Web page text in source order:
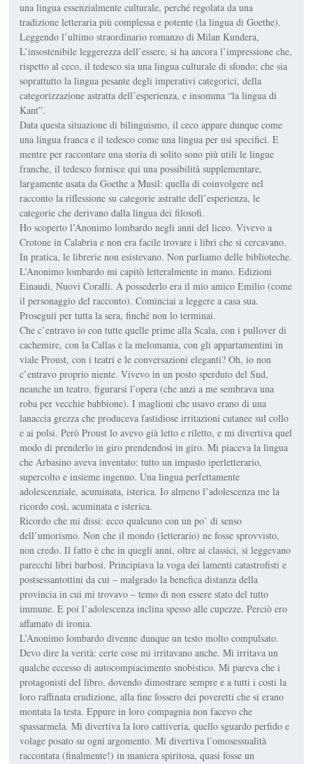
una lingua essenzialmente culturale, perché regolata da una
tradizione letteraria più complessa e potente (la lingua di Goethe).
Leggendo l’ultimo straordinario romanzo di Milan Kundera,
L’insostenibile leggerezza dell’essere, si ha ancora l’impressione che,
rispetto al ceco, il tedesco sia una lingua culturale di sfondo; che sia
soprattutto la lingua pesante degli imperativi categorici, della
categorizzazione astratta dell’esperienza, e insomma “la lingua di
Kant”.
Data questa situazione di bilinguismo, il ceco appare dunque come
una lingua franca e il tedesco come una lingua per usi specifici. E
mentre per raccontare una storia di solito sono più utili le lingue
franche, il tedesco fornisce qui una possibilità supplementare,
largamente usata da Goethe a Musil: quella di coinvolgere nel
racconto la riflessione su categorie astratte dell’esperienza, le
categorie che derivano dalla lingua dei filosofi.
Ho scoperto l’Anonimo lombardo negli anni del liceo. Vivevo a
Crotone in Calabria e non era facile trovare i libri che si cercavano.
In pratica, le librerie non esistevano. Non parliamo delle biblioteche.
L’Anonimo lombardo mi capitò letteralmente in mano. Edizioni
Einaudi, Nuovi Coralli. A possederlo era il mio amico Emilio (come
il personaggio del racconto). Cominciai a leggere a casa sua.
Proseguii per tutta la sera, finché non lo terminai.
Che c’entravo io con tutte quelle prime alla Scala, con i pullover di
cachemire, con la Callas e la melomania, con gli appartamentini in
viale Proust, con i teatri e le conversazioni eleganti? Oh, io non
c’entravo proprio niente. Vivevo in un posto sperduto del Sud,
neanche un teatro, figurarsi l’opera (che anzi a me sembrava una
roba per vecchie babbione). I maglioni che usavo erano di una
lanaccia grezza che produceva fastidiose irritazioni cutanee sul collo
e ai polsi. Però Proust lo avevo già letto e riletto, e mi divertiva quel
modo di prenderlo in giro prendendosi in giro. Mi piaceva la lingua
che Arbasino aveva inventato: tutto un impasto iperletterario,
supercolto e insieme ingenuo. Una lingua perfettamente
adolescenziale, acuminata, isterica. Io almeno l’adolescenza me la
ricordo così, acuminata e isterica.
Ricordo che mi dissi: ecco qualcuno con un po’ di senso
dell’umorismo. Non che il mondo (letterario) ne fosse sprovvisto,
non credo. Il fatto è che in quegli anni, oltre ai classici, si leggevano
parecchi libri barbosi. Principiava la voga dei lamenti catastrofisti e
postsessantottini da cui – malgrado la benefica distanza della
provincia in cui mi trovavo – temo di non essere stato del tutto
immune. E poi l’adolescenza inclina spesso alle cupezze. Perciò ero
affamato di ironia.
L’Anonimo lombardo divenne dunque un testo molto compulsato.
Devo dire la verità: certe cose mi irritavano anche. Mi irritava un
qualche eccesso di autocompiacimento snobistico. Mi pareva che i
protagonisti del libro, dovendo dimostrare sempre e a tutti i costi la
loro raffinata erudizione, alla fine fossero dei poveretti che si erano
montata la testa. Eppure in loro compagnia non facevo che
spassarmela. Mi divertiva la loro cattiveria, quello sguardo perfido e
volage posato su ogni argomento. Mi divertiva l’omosessualità
raccontata (finalmente!) in maniera spiritosa, quasi fosse un